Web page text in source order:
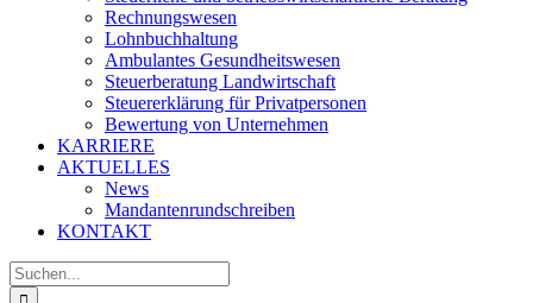
Rechnungswesen
Lohnbuchhaltung
Ambulantes Gesundheitswesen
Steuerberatung Landwirtschaft
Steuererklärung für Privatpersonen
Bewertung von Unternehmen
KARRIERE
AKTUELLES
News
Mandantenrundschreiben
KONTAKT
Suche
nach: